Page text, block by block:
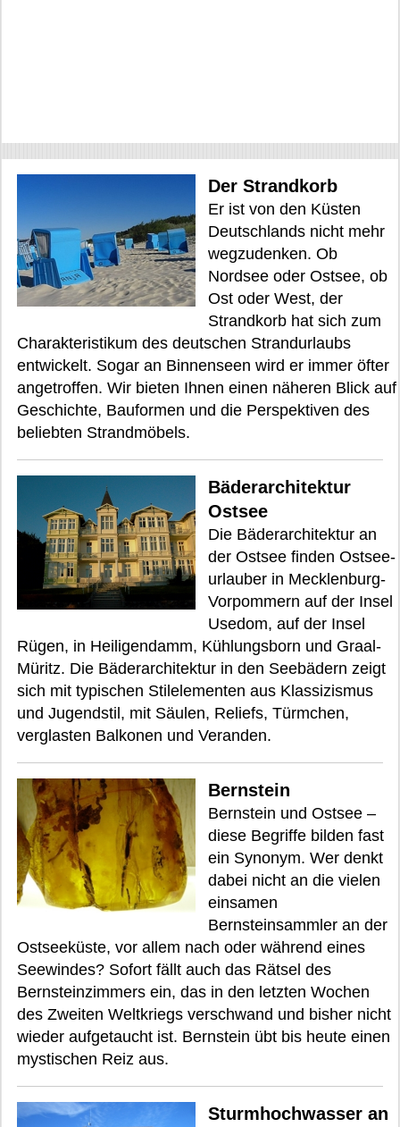
Der Strandkorb
Er ist von den Küsten
Deutschlands nicht mehr
wegzudenken. Ob
Nordsee oder Ostsee, ob
Ost oder West, der
Strandkorb hat sich zum
Charakteristikum des deutschen Strandurlaubs
entwickelt. Sogar an Binnenseen wird er immer öfter
angetroffen. Wir bieten Ihnen einen näheren Blick auf
Geschichte, Bauformen und die Perspektiven des
beliebten Strandmöbels.
Bäderarchitektur
Ostsee
Die Bäderarchitektur an
der Ostsee finden Ostsee-
urlauber in Mecklenburg-
Vorpommern auf der Insel
Usedom, auf der Insel
Rügen, in Heiligendamm, Kühlungsborn und Graal-
Müritz. Die Bäderarchitektur in den Seebädern zeigt
sich mit typischen Stilelementen aus Klassizismus
und Jugendstil, mit Säulen, Reliefs, Türmchen,
verglasten Balkonen und Veranden.
Bernstein
Bernstein und Ostsee –
diese Begriffe bilden fast
ein Synonym. Wer denkt
dabei nicht an die vielen
einsamen
Bernsteinsammler an der
Ostseeküste, vor allem nach oder während eines
Seewindes? Sofort fällt auch das Rätsel des
Bernsteinzimmers ein, das in den letzten Wochen
des Zweiten Weltkriegs verschwand und bisher nicht
wieder aufgetaucht ist. Bernstein übt bis heute einen
mystischen Reiz aus.
Sturmhochwasser an